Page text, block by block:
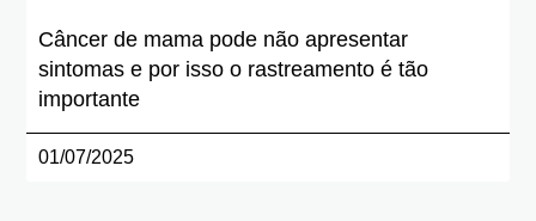
Câncer de mama pode não apresentar
sintomas e por isso o rastreamento é tão
importante
01/07/2025